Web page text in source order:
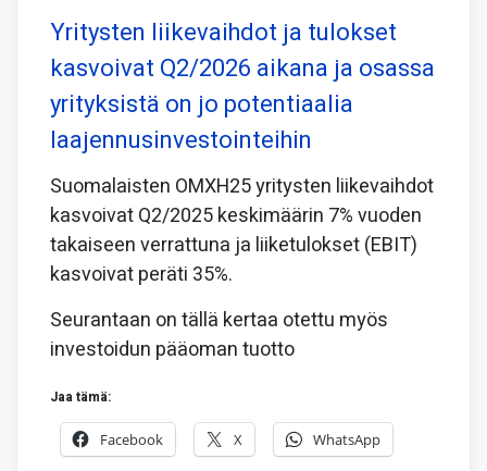
Yritysten liikevaihdot ja tulokset
kasvoivat Q2/2026 aikana ja osassa
yrityksistä on jo potentiaalia
laajennusinvestointeihin
Suomalaisten OMXH25 yritysten liikevaihdot
kasvoivat Q2/2025 keskimäärin 7% vuoden
takaiseen verrattuna ja liiketulokset (EBIT)
kasvoivat peräti 35%.
Seurantaan on tällä kertaa otettu myös
investoidun pääoman tuotto
Jaa tämä:
Facebook X WhatsApp